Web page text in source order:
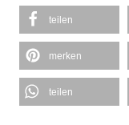
teilen
merken
teilen